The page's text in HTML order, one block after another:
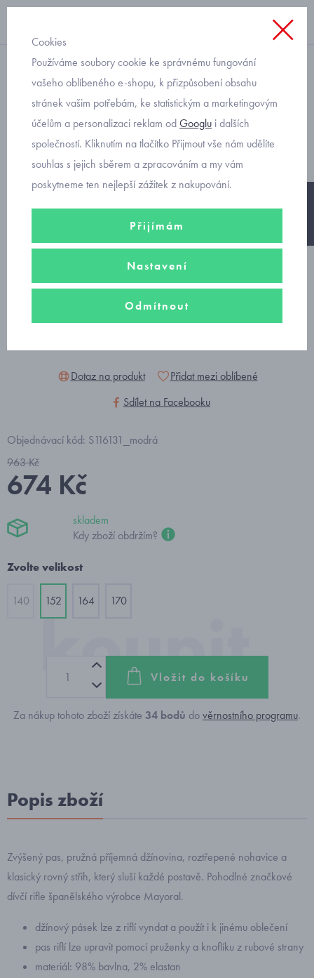
rifle
Mayoral dívčí džíny s
páskem 6571-38
Dotaz na produkt
Přidat mezi oblíbené
Sdílet na Facebooku
Objednávací kód: S116131_modrá
963 Kč
674 Kč
skladem
Kdy zboží obdržím?
Zvolte velikost
140 152 164 170
Vložit do košíku
Za nákup tohoto zboží získáte 34 bodů dověrnostního programu.
Popis zboží
Zvýšený pas, pružná příjemná džínovina, roztřepené nohavice a
klasický rovný střih, který sluší každé postavě. Pohodlné značkové
dívčí rifle španělského výrobce Mayoral.
džínový pásek lze z riflí vyndat a použít i k jinému oblečení
pas riflí lze upravit pomocí pruženky a knoflíku z rubové strany
materiál: 98% bavlna, 2% elastan
Cookies
Používáme soubory cookie ke správnému fungování
vašeho oblíbeného e-shopu, k přizpůsobení obsahu
stránek vašim potřebám, ke statistickým a marketingovým
účelům a personalizaci reklam odGooglu i dalších
společností. Kliknutím na tlačítko Přijmout vše nám udělíte
souhlas s jejich sběrem a zpracováním a my vám
poskytneme ten nejlepší zážitek z nakupování.
Přijímám
Nastavení
Odmítnout